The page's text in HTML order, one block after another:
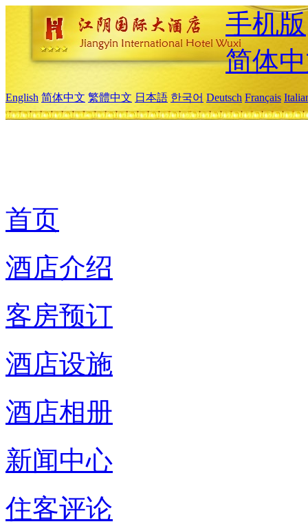
手机版
简体
English 简体中文 繁體中文 日本語 한국어 Deutsch Français
首页
酒店介绍
客房预订
酒店设施
酒店相册
新闻中心
住客评论